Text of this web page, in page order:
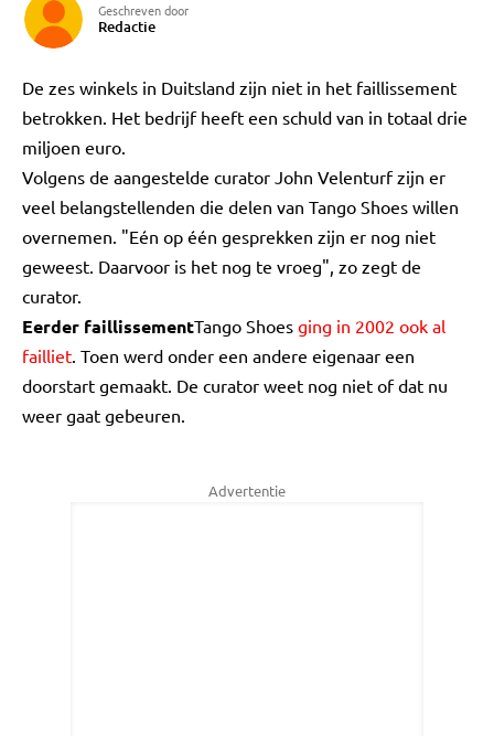
Geschreven door
Redactie
De zes winkels in Duitsland zijn niet in het faillissement
betrokken. Het bedrijf heeft een schuld van in totaal drie
miljoen euro.
Volgens de aangestelde curator John Velenturf zijn er
veel belangstellenden die delen van Tango Shoes willen
overnemen. "Eén op één gesprekken zijn er nog niet
geweest. Daarvoor is het nog te vroeg", zo zegt de
curator.
Eerder faillissementTango Shoes ging in 2002 ook al
failliet. Toen werd onder een andere eigenaar een
doorstart gemaakt. De curator weet nog niet of dat nu
weer gaat gebeuren.
Advertentie